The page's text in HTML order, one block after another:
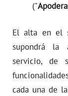
("
El alta en el
supondrá la
servicio, de
cada una de